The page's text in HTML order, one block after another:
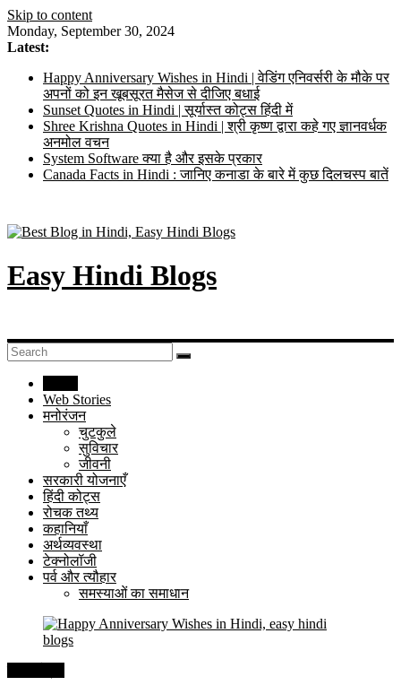
Skip to content
Monday, September 30, 2024
Latest:
Happy Anniversary Wishes in Hindi | वेडिंग एनिवर्सरी के मौके पर
अपनों को इन खूबसूरत मैसेज से दीजिए बधाई
Sunset Quotes in Hindi | सूर्यास्त कोट्स हिंदी में
Shree Krishna Quotes in Hindi | श्री कृष्ण द्वारा कहे गए ज्ञानवर्धक
अनमोल वचन
System Software क्या है और इसके प्रकार
Canada Facts in Hindi : जानिए कनाडा के बारे में कुछ दिलचस्प बातें
Easy Hindi Blogs
Web Stories
मनोरंजन
चुटकुले
सुविचार
जीवनी
सरकारी योजनाएँ
हिंदी कोट्स
रोचक तथ्य
कहानियाँ
अर्थव्यवस्था
टेक्नोलॉजी
पर्व और त्यौहार
समस्याओं का समाधान